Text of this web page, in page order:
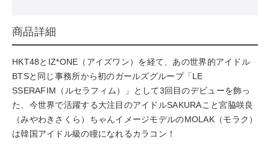
商品詳細
HKT48とIZ*ONE（アイズワン）を経て、あの世界的アイドル
BTSと同じ事務所から初のガールズグループ「LE
SSERAFIM（ルセラフィム）」として3回目のデビューを飾っ
た、今世界で活躍する大注目のアイドルSAKURAこと宮脇咲良
（みやわきさくら）ちゃんイメージモデルのMOLAK（モラク）
は韓国アイドル級の瞳になれるカラコン！